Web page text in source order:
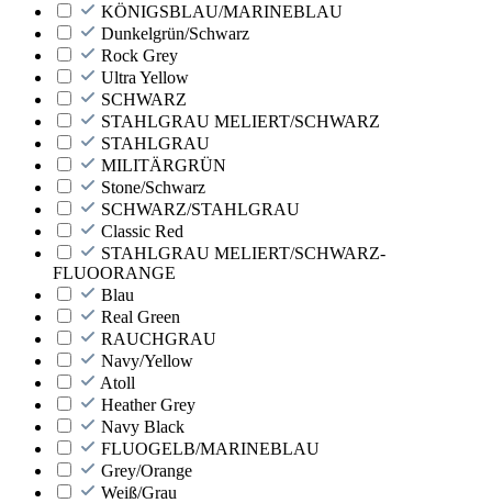
KÖNIGSBLAU/MARINEBLAU
Dunkelgrün/Schwarz
Rock Grey
Ultra Yellow
SCHWARZ
STAHLGRAU MELIERT/SCHWARZ
STAHLGRAU
MILITÄRGRÜN
Stone/Schwarz
SCHWARZ/STAHLGRAU
Classic Red
STAHLGRAU MELIERT/SCHWARZ-
FLUOORANGE
Blau
Real Green
RAUCHGRAU
Navy/Yellow
Atoll
Heather Grey
Navy Black
FLUOGELB/MARINEBLAU
Grey/Orange
Weiß/Grau